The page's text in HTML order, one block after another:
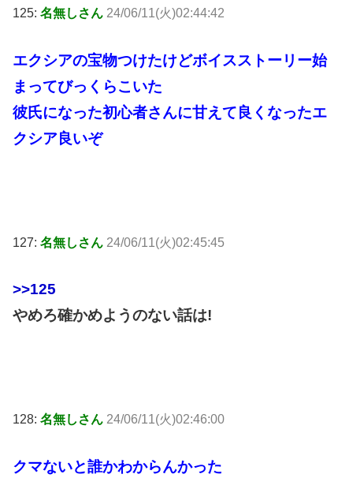
125: 名無しさん 24/06/11(火)02:44:42
エクシアの宝物つけたけどボイスストーリー始
まってびっくらこいた
彼氏になった初心者さんに甘えて良くなったエ
クシア良いぞ
127: 名無しさん 24/06/11(火)02:45:45
>>125
やめろ確かめようのない話は!
128: 名無しさん 24/06/11(火)02:46:00
クマないと誰かわからんかった